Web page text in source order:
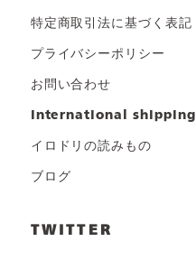
特定商取引法に基づく表記
プライバシーポリシー
お問い合わせ
international shipping
イロドリの読みもの
ブログ
TWITTER